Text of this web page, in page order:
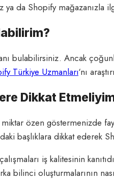
ya da Shopify
bulabilirsiniz. Ancak
Türkiye Uzmanları‘nı
Dikkat
özen göstermenizde
başlıklara dikkat ederek
iş kalitesinin
bilinci oluşturmalarının